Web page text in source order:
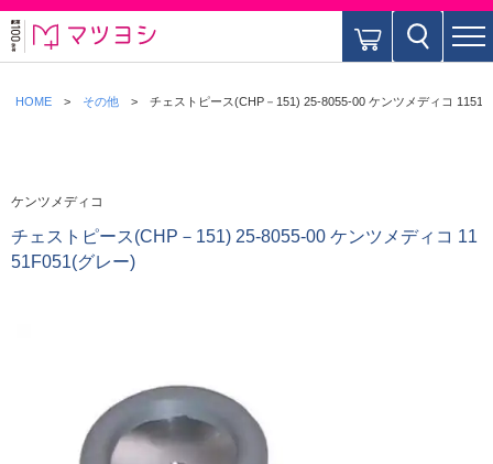
HOME その他 チェストピース(CHP－151) 25-8055-00 ケンツメディコ
ケンツメディコ
チェストピース(CHP－151) 25-8055-00 ケンツメディコ 11
51F051(グレー)